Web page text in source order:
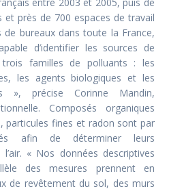
et près de 700 espaces de travail
de bureaux dans toute la France,
d’identifier les sources de
familles de polluants : les
les agents biologiques et les
», précise Corinne Mandin,
Composés organiques
particules fines et radon sont par
afin de déterminer leurs
« Nos données descriptives
des mesures prennent en
de revêtement du sol, des murs